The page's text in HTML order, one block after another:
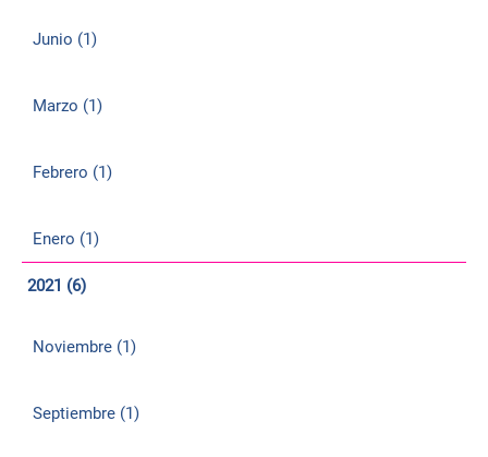
Junio (1)
Marzo (1)
Febrero (1)
Enero (1)
2021 (6)
Noviembre (1)
Septiembre (1)